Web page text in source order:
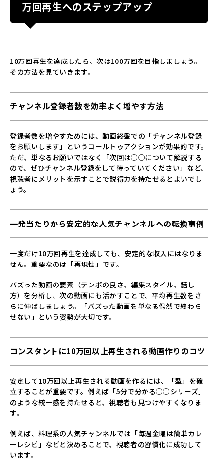
万回再生へのステップアップ
10万回再生を達成したら、次は100万回を目指しましょう。
その方法を見ていきます。
チャンネル登録者数を効率よく増やす方法
登録者数を増やすためには、動画終盤での「チャンネル登録
をお願いします」というコールトゥアクションが効果的です。
ただ、単なるお願いではなく「次回は○○について解説する
ので、ぜひチャンネル登録をして待っていてください」など、
視聴者にメリットを示すことで説得力を持たせるとよいでし
ょう。
一発当たりから安定的な人気チャンネルへの転換事例
一度だけ10万回再生を達成しても、安定的な収入にはなりま
せん。重要なのは「再現性」です。
バズった動画の要素（テンポの良さ、編集スタイル、話し
方）を分析し、次の動画にも活かすことで、平均再生数をさ
らに伸ばしましょう。「バズった動画を単なる偶然で終わら
せない」という姿勢が大切です。
コンスタントに10万回以上再生される動画作りのコツ
安定して10万回以上再生される動画を作るには、「型」を確
立することが重要です。例えば「5分で分かる○○シリーズ」
のような統一感を持たせると、視聴者も見つけやすくなりま
す。
例えば、料理系の人気チャンネルでは「毎週金曜は簡単カレ
ーレシピ」などと決めることで、視聴者の習慣化に成功して
います。